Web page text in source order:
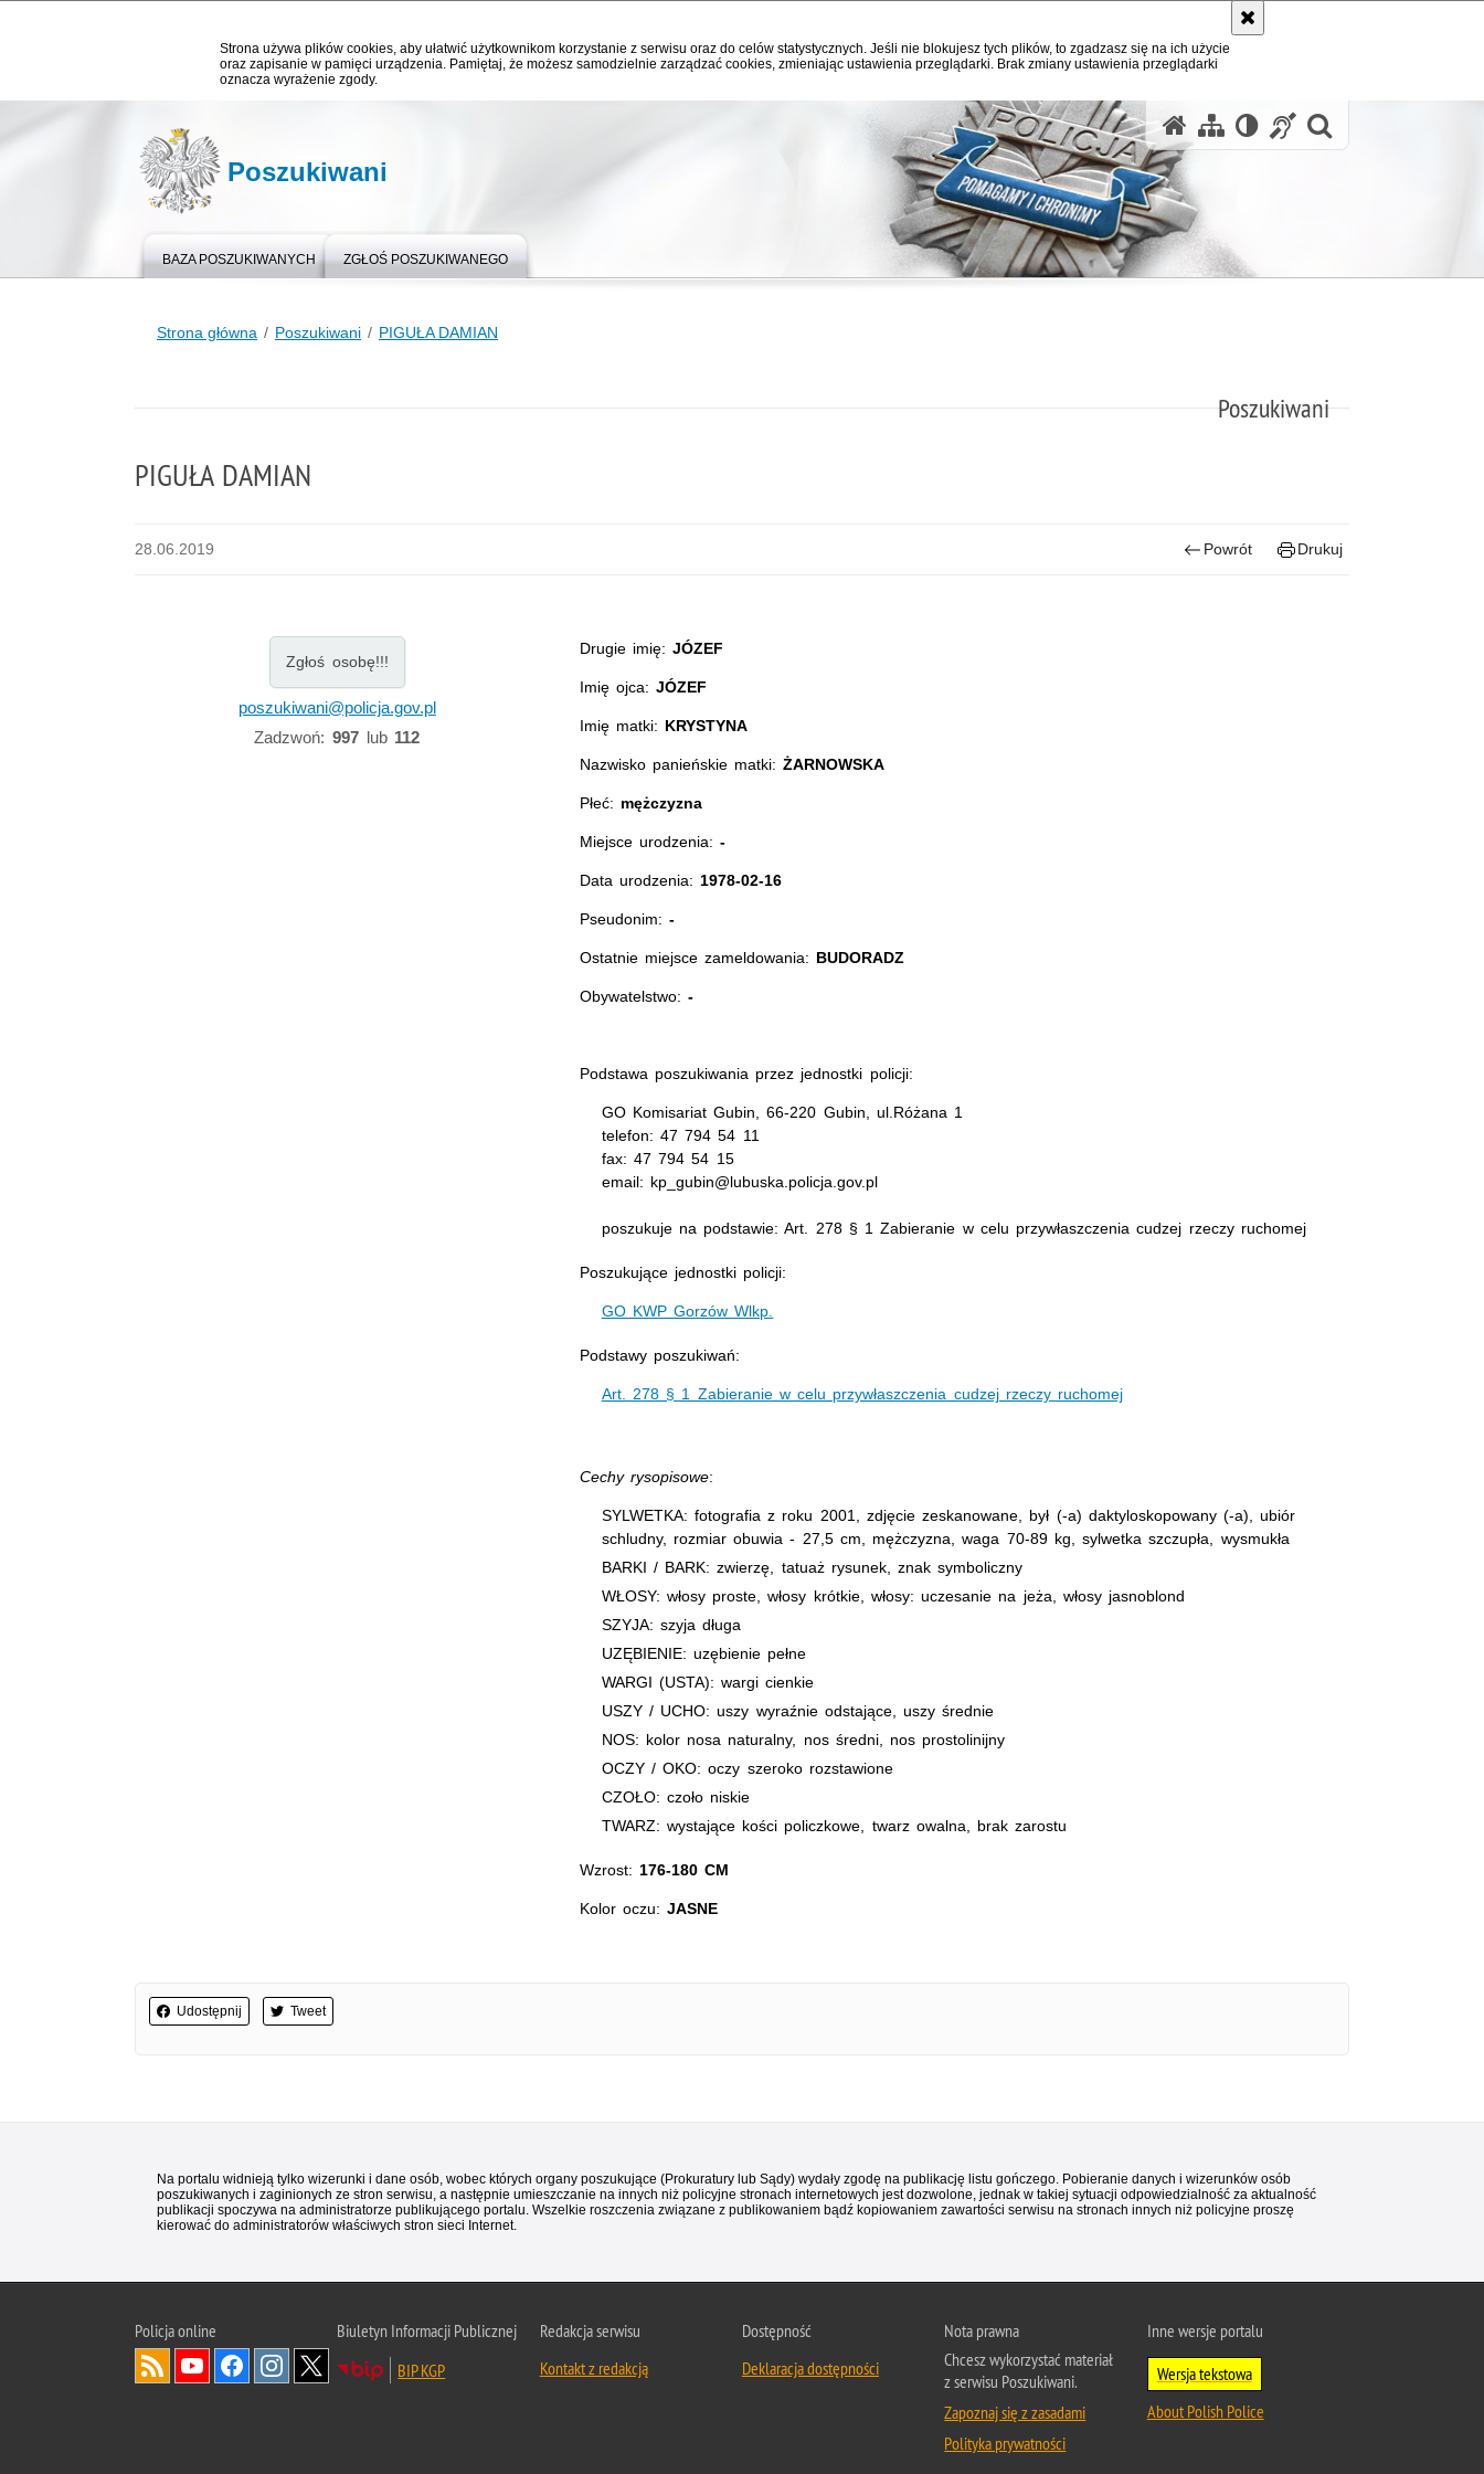
Strona używa plików cookies, aby ułatwić użytkownikom korzystanie z serwisu oraz do celów statystycznych. Jeśli nie blokujesz tych plików, to zgadzasz się na ich użycie
oraz zapisanie w pamięci urządzenia. Pamiętaj, że możesz samodzielnie zarządzać cookies, zmieniając ustawienia przeglądarki. Brak zmiany ustawienia przeglądarki
oznacza wyrażenie zgody.
Poszukiwani
BAZA POSZUKIWANYCH ZGŁOŚ POSZUKIWANEGO
Strona główna Poszukiwani PIGUŁA DAMIAN
Poszukiwani
PIGUŁA DAMIAN
28.06.2019 Powrót Drukuj
Zgłoś osobę!!!
poszukiwani@policja.gov.pl
Zadzwoń: 997lub 112
Drugie imię:JÓZEF
Imię ojca:JÓZEF
Imię matki: KRYSTYNA
Nazwisko panieńskie matki:ŻARNOWSKA
Płeć: mężczyzna
Miejsce urodzenia:-
Data urodzenia: 1978-02-16
Pseudonim: -
Ostatnie miejsce zameldowania: BUDORADZ
Obywatelstwo: -
Podstawa poszukiwania przez jednostki policji:
GO Komisariat Gubin, 66-220 Gubin, ul.Różana 1
telefon: 47 794 54 11
fax: 47 794 54 15
email: kp_gubin@lubuska.policja.gov.pl
poszukuje na podstawie: Art. 278 § 1 Zabieranie w celu przywłaszczenia cudzej rzeczy ruchomej
Poszukujące jednostki policji:
GO KWP Gorzów Wlkp.
Podstawy poszukiwań:
Art. 278 § 1 Zabieranie w celu przywłaszczenia cudzej rzeczy ruchomej
Cechy rysopisowe:
SYLWETKA: fotografia z roku 2001, zdjęcie zeskanowane, był (-a) daktyloskopowany (-a), ubiór
schludny, rozmiar obuwia - 27,5 cm, mężczyzna, waga 70-89 kg, sylwetka szczupła, wysmukła
BARKI / BARK: zwierzę, tatuaż rysunek, znak symboliczny
WŁOSY: włosy proste, włosy krótkie, włosy: uczesanie na jeża, włosy jasnoblond
SZYJA: szyja długa
UZĘBIENIE: uzębienie pełne
WARGI (USTA): wargi cienkie
USZY / UCHO: uszy wyraźnie odstające, uszy średnie
NOS: kolor nosa naturalny, nos średni, nos prostolinijny
OCZY / OKO: oczy szeroko rozstawione
CZOŁO: czoło niskie
TWARZ: wystające kości policzkowe, twarz owalna, brak zarostu
Wzrost: 176-180 CM
Kolor oczu:JASNE
Udostępnij Tweet
Na portalu widnieją tylko wizerunki i dane osób, wobec których organy poszukujące (Prokuratury lub Sądy) wydały zgodę na publikację listu gończego. Pobieranie danych i wizerunków osób
poszukiwanych i zaginionych ze stron serwisu, a następnie umieszczanie na innych niż policyjne stronach internetowych jest dozwolone, jednak w takiej sytuacji odpowiedzialność za aktualność
publikacji spoczywa na administratorze publikującego portalu. Wszelkie roszczenia związane z publikowaniem bądź kopiowaniem zawartości serwisu na stronach innych niż policyjne proszę
kierować do administratorów właściwych stron sieci Internet.
Policjaonline
Biuletyn Informacji Publicznej
BIP KGP
Redakcja serwisu
Kontakt z redakcją
Dostępność
Deklaracja dostępności
Nota prawna
Chcesz wykorzystać materiał
z serwisu Poszukiwani.
Zapoznaj się z zasadami
Polityka prywatności
Inne wersje portalu
Wersja tekstowa
About Polish Police